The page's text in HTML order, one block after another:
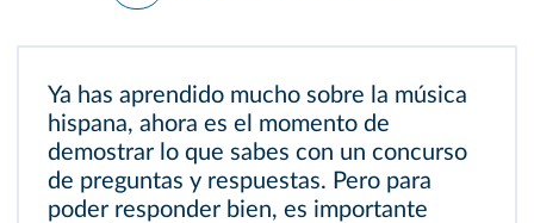
Ya has aprendido mucho sobre la música
hispana, ahora es el momento de
demostrar lo que sabes con un concurso
de preguntas y respuestas. Pero para
poder responder bien, es importante